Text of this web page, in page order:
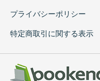
プライバシーポリシー
特定商取引に関する表示